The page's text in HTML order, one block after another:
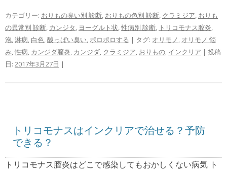
カテゴリー: おりもの臭い別 診断, おりもの色別 診断, クラミジア, おりも
の異常別 診断, カンジタ, ヨーグルト状,性病別 診断, トリコモナス膣炎,
泡,淋病, 白色,酸っぱい臭い,ポロポロする | タグ: オリモノ, オリモノ 悩
み,性病, カンジダ膣炎, カンジダ, クラミジア, おりもの, インクリア | 投稿
日: 2017年3月27日 |
トリコモナスはインクリアで治せる？予防
できる？
トリコモナス膣炎はどこで感染してもおかしくない病気 ト